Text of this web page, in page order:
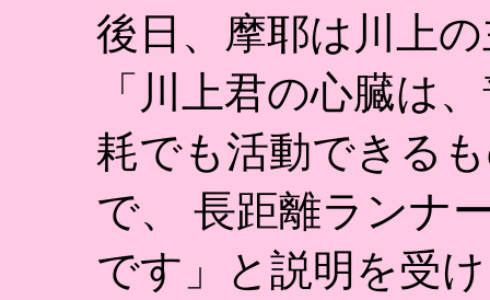
後日、摩耶は川上
「川上君の心臓は
耗でも活動できる
で、 長距離ランナ
です」と説明を受